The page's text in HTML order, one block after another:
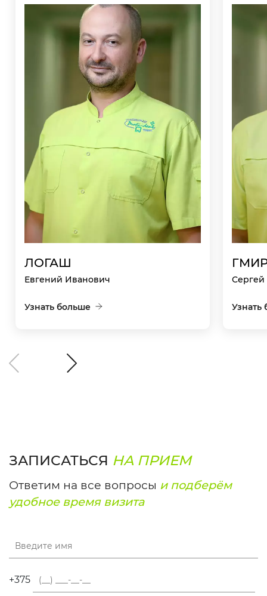
ЛОГАШ
Евгений Иванович
Узнать больше
Сергей
Узнать
ЗАПИСАТЬСЯ НА ПРИЕМ
Ответим на все вопросы и подберём
удобное время визита
+375